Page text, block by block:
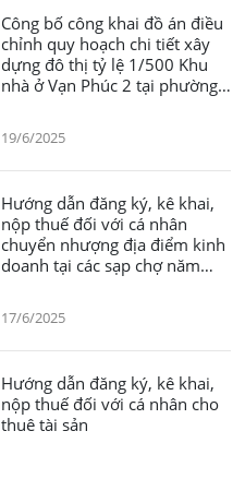
Công bố công khai đồ án điều
chỉnh quy hoạch chi tiết xây
dựng đô thị tỷ lệ 1/500 Khu
nhà ở Vạn Phúc 2 tại phường
19/6/2025
Hướng dẫn đăng ký, kê khai,
nộp thuế đối với cá nhân
chuyển nhượng địa điểm kinh
doanh tại các sạp chợ năm
17/6/2025
Hướng dẫn đăng ký, kê khai,
nộp thuế đối với cá nhân cho
thuê tài sản